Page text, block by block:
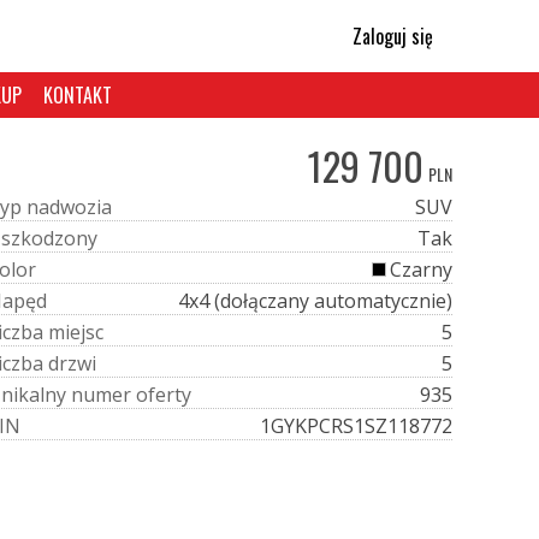
Zaloguj się
KONTAKT
129 700 PLN
yp nadwozia
SUV
szkodzony
Tak
olor
Czarny
apęd
4x4 (dołączany automatycznie)
iczba miejsc
5
iczba drzwi
5
nikalny numeroferty
935
IN 1GYKPCRS1SZ118772